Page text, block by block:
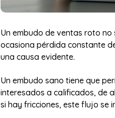
Un embudo de ventas roto
ocasiona pérdida constante
una causa evidente.
Un embudo sano tiene que
interesados a calificados, de
si hay fricciones, este flujo se